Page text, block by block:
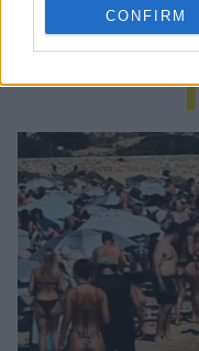
CONFIRM
ΣΕΦ:
ακυρώθηκε ο πρώτος